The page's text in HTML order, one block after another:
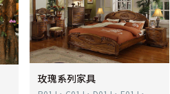
玫瑰系列家具